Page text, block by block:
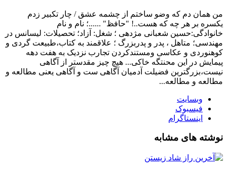
من همان دم که وضو ساختم از چشمه عشق / چار تکبیر زدم
یکسره بر هر چه که هست..! "حافظ" ......؛ نام و نام
خانوادگی:حسین شعبانی مژدهی ؛ شغل: آزاد؛ تحصیلات: لیسانس در
مهندسی؛ متاهل ، پدر و پدربزرگ ؛ علاقمند به کتاب،طبیعت گردی و
کوهنوردی و عکاسی ومستندکردن تجارب نزدیک به هفت دهه
پیمایش در این محنتگه خاکی... هیچ چیز مقدستر از آگاهی
نیست،بزرگترین فضیلت آدمیان آگاهی ست و آگاهی یعنی مطالعه و
مطالعه و مطالعه...
وبسایت
فیسبوک
اینستاگرام
نوشته های مشابه